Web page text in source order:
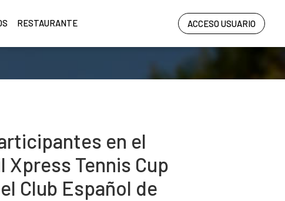
ACCESO USUARIO
RESTAURANTE
en el
Tennis Cup
Club Español de